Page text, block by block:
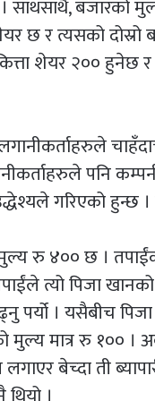
बजारको
छ र त्यसको
शेयर २०० हुनेछ
पनि
गरिएको हुन्छ ।
रु ४०० छ ।
त्यो पिजा
पर्यो । यसैबीच
मात्र रु १०० ।
बेच्दा ती